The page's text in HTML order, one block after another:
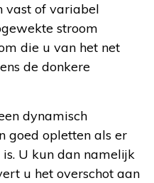
vast of variabel
stroom
die u van het net
de donkere
dynamisch
goed opletten als er
U kun dan namelijk
u het overschot aan